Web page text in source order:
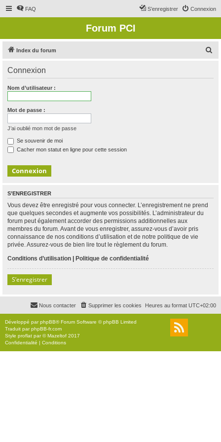
FAQ Connexion
S’enregistrer
Forum PCI
Index du forum
Connexion
Nom d’utilisateur :
Mot de passe :
J’ai oublié mon mot de passe
Se souvenir de moi
Cacher mon statut en ligne pour cette session
S’ENREGISTRER
Vous devez être enregistré pour vous connecter. L’enregistrement ne prend
que quelques secondes et augmente vos possibilités. L’administrateur du
forum peut également accorder des permissions additionnelles aux
membres du forum. Avant de vous enregistrer, assurez-vous d’avoir pris
connaissance de nos conditions d’utilisation et de notre politique de vie
privée. Assurez-vous de bien lire tout le règlement du forum.
Conditions d’utilisation | Politique de confidentialité
S’enregistrer
Heures au format UTC+02:00
Supprimer les cookies
Nous contacter
Développé parphpBB® Forum Software © phpBB Limited
Traduit parphpBB-fr.com
Style proflat par ©Mazeltof 2017
Confidentialité | Conditions